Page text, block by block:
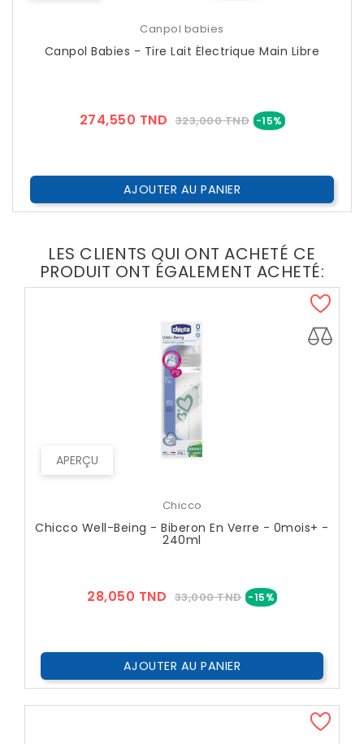
Canpol babies
Canpol Babies - Tire Lait Électrique Main Libre
274,550 TND Prix
323,000 TND -15% Prix
AJOUTER AU PANIER
LES CLIENTS QUI ONT ACHETÉ CE
PRODUIT ONT ÉGALEMENT ACHETÉ:
APERÇU
Chicco
Chicco Well-Being - Biberon En Verre - 0mois+ -
240ml
28,050 TND Prix
33,000 TND -15%Prix
AJOUTER AU PANIER